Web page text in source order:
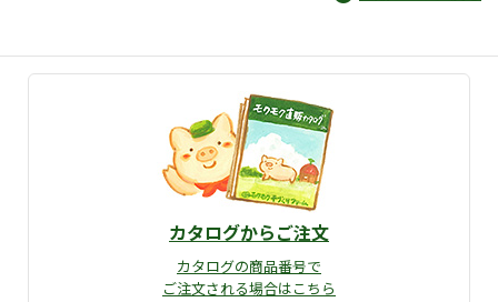
カタログからご注文
カタログの商品番号で
ご注文される場合はこちら